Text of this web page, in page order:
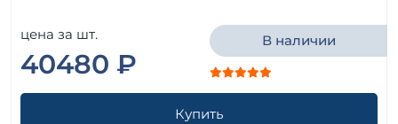
цена за шт.
40480 ₽
В наличии
Купить